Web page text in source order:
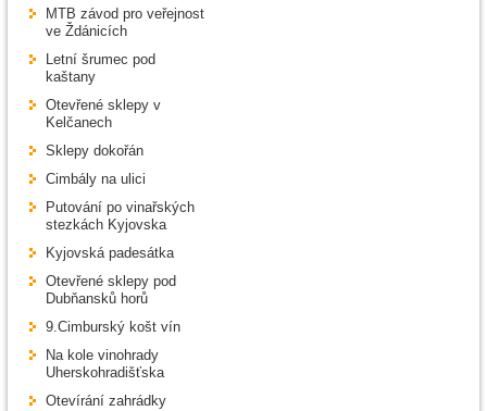
MTB závod pro veřejnost
ve Ždánicích
Letní šrumec pod
kaštany
Otevřené sklepy v
Kelčanech
Sklepy dokořán
Cimbály na ulici
Putování po vinařských
stezkách Kyjovska
Kyjovská padesátka
Otevřené sklepy pod
Dubňansků horů
9.Cimburský košt vín
Na kole vinohrady
Uherskohradišťska
Otevírání zahrádky